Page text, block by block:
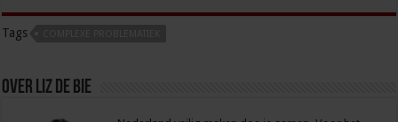
Tags
Over Liz de Bie